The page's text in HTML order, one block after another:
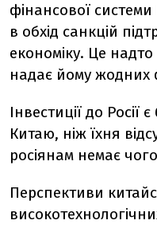
фінансової системи
в обхід санкцій
економіку. Це
надає йому жодних
Інвестиції до
Китаю, ніж їхня
росіянам немає
Перспективи